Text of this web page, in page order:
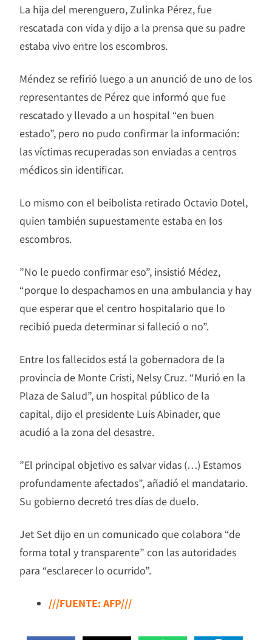
La hija del merenguero, Zulinka Pérez, fue
rescatada con vida y dijo a la prensa que su padre
estaba vivo entre los escombros.
Méndez se refirió luego a un anunció de uno de los
representantes de Pérez que informó que fue
rescatado y llevado a un hospital “en buen
estado”, pero no pudo confirmar la información:
las víctimas recuperadas son enviadas a centros
médicos sin identificar.
Lo mismo con el beibolista retirado Octavio Dotel,
quien también supuestamente estaba en los
escombros.
”No le puedo confirmar eso”, insistió Médez,
“porque lo despachamos en una ambulancia y hay
que esperar que el centro hospitalario que lo
recibió pueda determinar si falleció o no”.
Entre los fallecidos está la gobernadora de la
provincia de Monte Cristi, Nelsy Cruz. “Murió en la
Plaza de Salud”, un hospital público de la
capital, dijo el presidente Luis Abinader, que
acudió a la zona del desastre.
”El principal objetivo es salvar vidas (…) Estamos
profundamente afectados”, añadió el mandatario.
Su gobierno decretó tres días de duelo.
Jet Set dijo en un comunicado que colabora “de
forma total y transparente” con las autoridades
para “esclarecer lo ocurrido”.
///FUENTE: AFP///